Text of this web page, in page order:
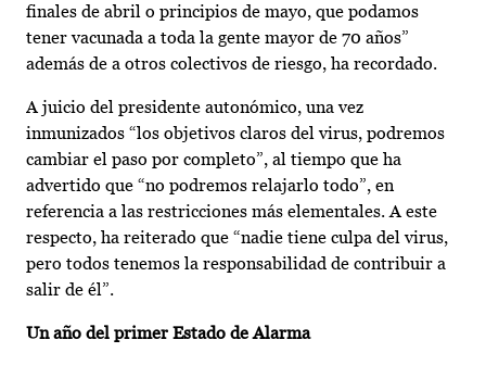
finales de abril o principios de mayo, que podamos
tener vacunada a toda la gente mayor de 70 años”
además de a otros colectivos de riesgo, ha recordado.
A juicio del presidente autonómico, una vez
inmunizados “los objetivos claros del virus, podremos
cambiar el paso por completo”, al tiempo que ha
advertido que “no podremos relajarlo todo”, en
referencia a las restricciones más elementales. A este
respecto, ha reiterado que “nadie tiene culpa del virus,
pero todos tenemos la responsabilidad de contribuir a
salir de él”.
Un año del primer Estado de Alarma